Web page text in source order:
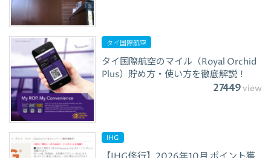
タイ国際航空
タイ国際航空のマイル（Royal Orchid
Plus）貯め方・使い方を徹底解説！
27449view
IHG